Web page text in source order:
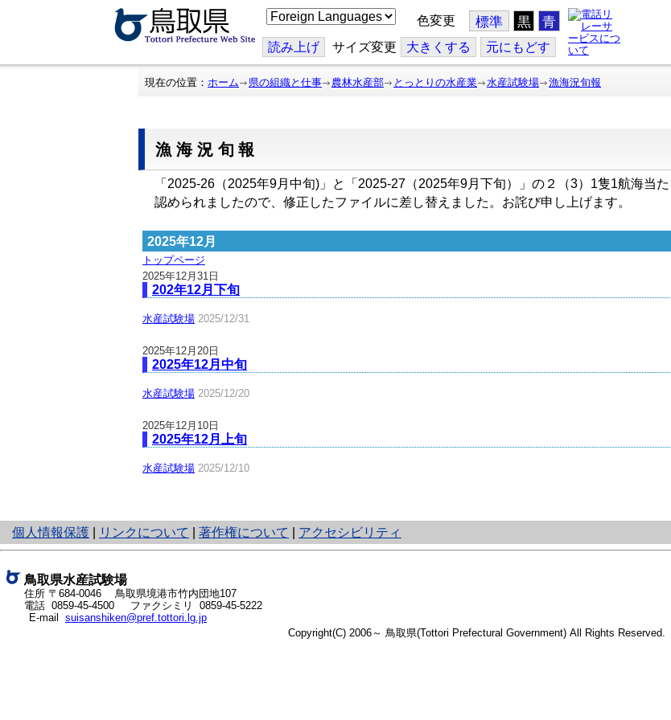
こ
の
ジ
を
翻
色変更 標準 黒 青
読み上げ サイズ変更 大きくする 元にもどす
現在の位置： ホーム 県の組織と仕事 農林水産部 とっとりの水産業 水産試験場 漁海況旬報
漁海況旬報
「2025-26（2025年9月中旬)」と「2025-27（2025年9月下旬）」の２（3）1隻1航海当
認められましたので、修正したファイルに差し替えました。お詫び申し上げます。
2025年12月
トップページ
2025年12月31日
202年12月下旬
水産試験場 2025/12/31
2025年12月20日
2025年12月中旬
水産試験場 2025/12/20
2025年12月10日
2025年12月上旬
水産試験場 2025/12/10
個人情報保護
と
り
ッ
ト
へ
の
リンクについて 著作権について アクセシビリティ
鳥取県水産試験場
住所 〒684-0046
鳥取県境港市竹内団地107
電話 0859-45-4500
ファクシミリ 0859-45-5222
E-mail suisanshiken@pref.tottori.lg.jp
Copyright(C) 2006～ 鳥取県(Tottori Prefectural Government) All Rights